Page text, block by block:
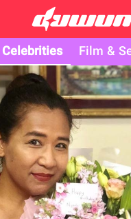
Celebrities Film &